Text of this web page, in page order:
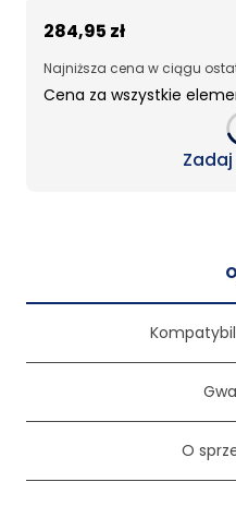
284,95 zł
Najniższa cena w ciągu
Cena za wszystkie
O